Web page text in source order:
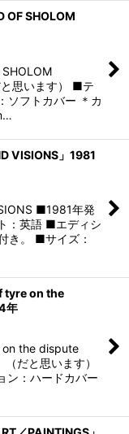
OF SHOLOM
思います） ■テ
ソフトカバー ＊カ
VISIONS」1981
■1981年発
：英語 ■エディシ
き。 ■サイズ：
tyre on the
年
the dispute
だと思います）
：ハードカバー